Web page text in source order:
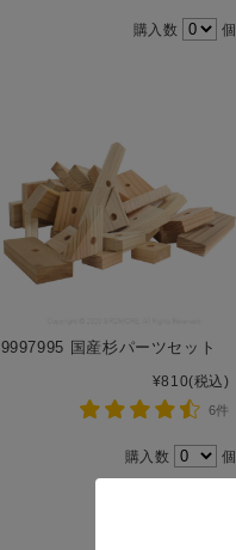
購入数 個
9997995 国産杉パーツセット
¥810(税込)
6件
購入数 個